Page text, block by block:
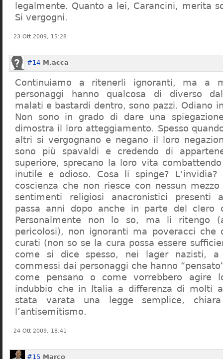
legalmente. Quanto a lei, Carancini, merita
Si vergogni.
23 Ott 2009, 15:28
#14 M.acca
Continuiamo a ritenerli ignoranti, ma a
personaggi hanno qualcosa di diverso
malati e bastardi dentro, sono pazzi. Odiano
Non sono in grado di dare una
dimostra il loro atteggiamento. Spesso
altri si vergognano e negano il loro
sono più spavaldi e credendo di
superiore, sprecano la loro vita
inutile e odioso. Cosa li spinge?
coscienza che non riesce con nessun
sentimenti religiosi anacronistici presenti
passa anni dopo anche in parte del clero
Personalmente non lo so, ma li ritengo
pericolosi), non ignoranti ma poveracci che
curati (non so se la cura possa essere
come si dice spesso, nei lager nazisti,
commessi dai personaggi che hanno
come pensano o come vorrebbero agire
indubbio che in Italia a differenza di molti
stata varata una legge semplice,
l’antisemitismo.
24 Ott 2009, 18:41
#15 Marco